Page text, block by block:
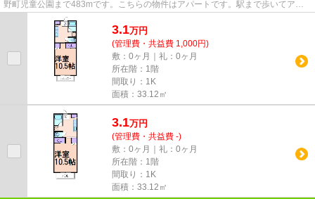
野町児童公園まで483mです。こちらの物件はアパートです。駅まで歩いてアク
セスできる、徒歩4分の距離に立地...
3.1万円
(管理費・共益費 1,000円)
敷：0ヶ月｜礼：0ヶ月
所在階：1階
間取り：1K
面積：33.12㎡
3.1万円
(管理費・共益費 -)
敷：0ヶ月｜礼：0ヶ月
所在階：1階
間取り：1K
面積：33.12㎡